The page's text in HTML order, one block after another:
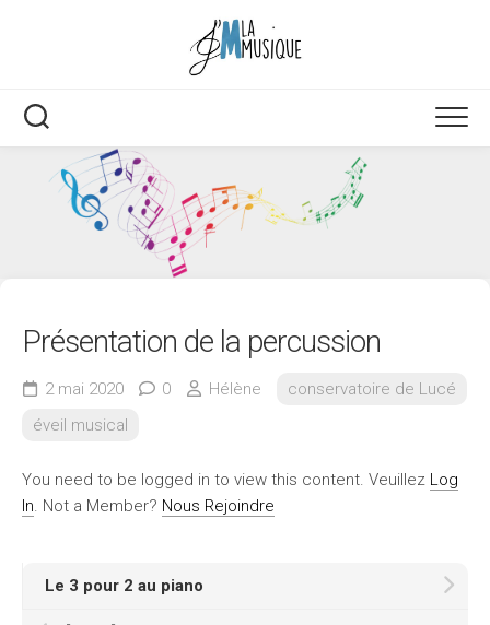
Présentation de la percussion
2 mai 2020 0 Hélène
conservatoire de Lucé
éveil musical
You need to be logged in to view this content. Veuillez Log
In. Not a Member? Nous Rejoindre
Le 3 pour 2 au piano